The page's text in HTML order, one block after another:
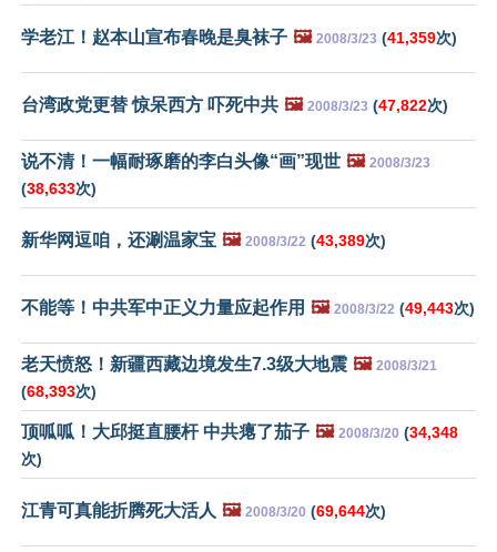
学老江！赵本山宣布春晚是臭袜子 🖼️ 2008/3/23 (41,359次)
台湾政党更替 惊呆西方 吓死中共 🖼️ 2008/3/23 (47,822次)
说不清！一幅耐琢磨的李白头像“画”现世 🖼️ 2008/3/23
(38,633次)
新华网逗咱，还涮温家宝 🖼️ 2008/3/22 (43,389次)
不能等！中共军中正义力量应起作用 🖼️ 2008/3/22 (49,443次)
老天愤怒！新疆西藏边境发生7.3级大地震 🖼️ 2008/3/21
(68,393次)
顶呱呱！大邱挺直腰杆 中共瘪了茄子 🖼️ 2008/3/20 (34,348
次)
江青可真能折腾死大活人 🖼️ 2008/3/20 (69,644次)